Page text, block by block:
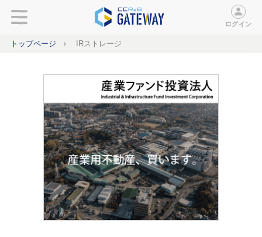
ログイン
トップページ IRストレージ